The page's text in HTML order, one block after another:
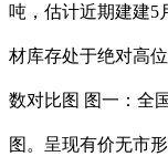
吨，估计近期建建5
材库存处于绝对高
数对比图 图一：全
图。呈现有价无市